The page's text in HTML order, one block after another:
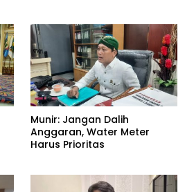
Munir: Jangan Dalih
Anggaran, Water Meter
Harus Prioritas